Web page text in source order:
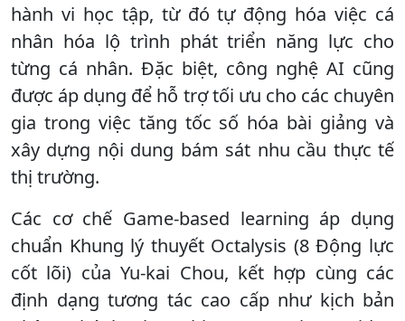
hành vi học tập, từ đó tự động hóa việc cá
nhân hóa lộ trình phát triển năng lực cho
từng cá nhân. Đặc biệt, công nghệ AI cũng
được áp dụng để hỗ trợ tối ưu cho các chuyên
gia trong việc tăng tốc số hóa bài giảng và
xây dựng nội dung bám sát nhu cầu thực tế
thị trường.
Các cơ chế Game-based learning áp dụng
chuẩn Khung lý thuyết Octalysis (8 Động lực
cốt lõi) của Yu-kai Chou, kết hợp cùng các
định dạng tương tác cao cấp như kịch bản